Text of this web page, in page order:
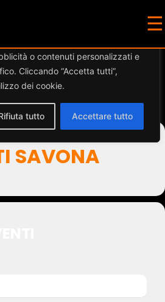
privacy
o contenuti personalizzati e
Cliccando “Accetta tutti”,
dei cookie.
tutto Accettare tutto
☰
Event Type
SAVONA